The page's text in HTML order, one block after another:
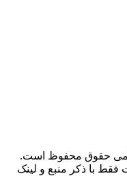
فقط با ذکر منبع و لینک